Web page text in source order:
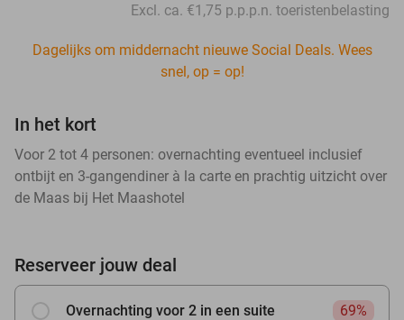
Excl. ca. €1,75 p.p.p.n. toeristenbelasting
Dagelijks om middernacht nieuwe Social Deals. Wees
snel, op = op!
In het kort
Voor 2 tot 4 personen: overnachting eventueel inclusief
ontbijt en 3-gangendiner à la carte en prachtig uitzicht over
de Maas bij Het Maashotel
Reserveer jouw deal
Overnachting voor 2 in een suite
69%